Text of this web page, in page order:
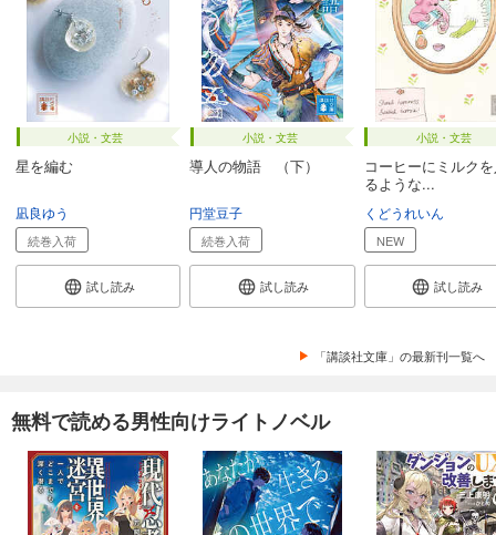
小説・文芸
星を編む
凪良ゆう
続巻入荷
試し読み
小説・文芸
導人の物語 （下）
円堂豆子
続巻入荷
試し読み
小説・文芸
コーヒーにミルク
るような...
くどうれいん
NEW
試し読み
「講談社文庫」の最新刊一覧へ
無料で読める男性向けライトノベル